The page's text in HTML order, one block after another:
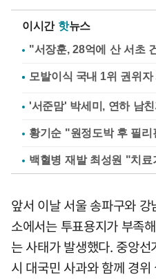
이시간 핫뉴스
"서장훈, 28억에 산 서초
'서준맘' 박세미, 연하 남
황기순 "원정도박 후 필
백혈병 재발 최성원 "치
앞서 이날 서울 송파구와
소에서는 투표용지가 부족
는 사태가 발생했다. 중앙
시 대국민 사과와 함께 경위